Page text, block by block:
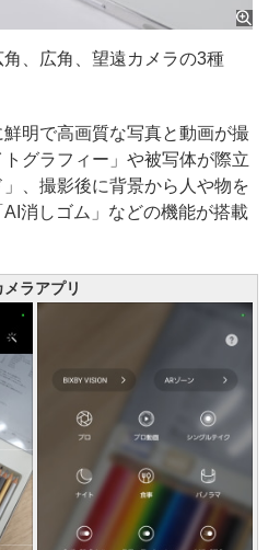
、広角、望遠カメラの3種
明で高画質な写真と動画が撮
グラフィー」や被写体が際立
、撮影後に背景から人や物を
消しゴム」などの機能が搭載
メラアプリ